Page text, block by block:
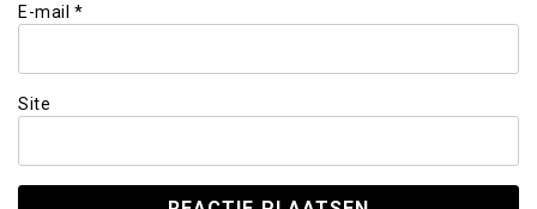
E-mail *
Site